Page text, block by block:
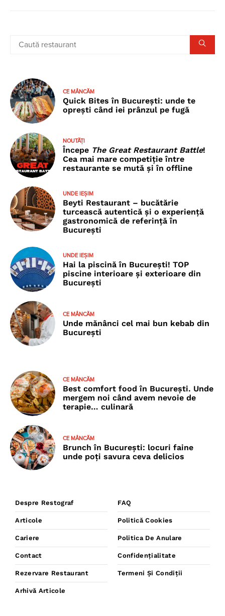
CE MÂNCĂM
Quick Bites în București: unde te
oprești când iei prânzul pe fugă
NOUTĂȚI
Începe The Great Restaurant Battle!
Cea mai mare competiție între
restaurante se mută și în offline
UNDE IEȘIM
Beyti Restaurant – bucătărie
turcească autentică și o experiență
gastronomică de referință în
București
UNDE IEȘIM
Hai la piscină în București! TOP
piscine interioare și exterioare din
București
CE MÂNCĂM
Unde mănânci cel mai bun kebab din
București
CE MÂNCĂM
Best comfort food în București. Unde
mergem noi când avem nevoie de
terapie… culinară
CE MÂNCĂM
Brunch în București: locuri faine
unde poţi savura ceva delicios
Despre Restograf
Articole
Cariere
Contact
Rezervare Restaurant
Arhivă Articole
FAQ
Politică Cookies
Politica De Anulare
Confidențialitate
Termeni Și Condiții